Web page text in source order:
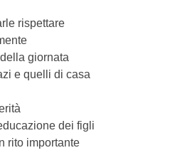
rispettare
giornata
e quelli di casa
dei figli
rito importante